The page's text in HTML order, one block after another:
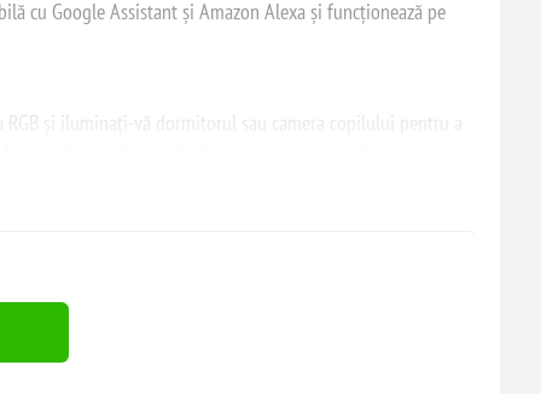
cu Google Assistant și Amazon Alexa și funcționează pe
și iluminați-vă dormitorul sau camera copilului pentru a
Schimbați luminozitatea luminii pe care o generează sau
imediat după ce adormiți.